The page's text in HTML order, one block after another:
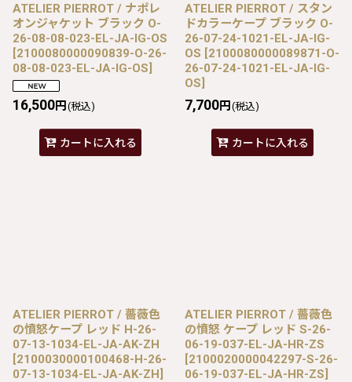
ATELIER PIERROT / ナポレ
オンジャケット ブラック O-
26-08-08-023-EL-JA-IG-OS
[2100080000090839-O-26-
08-08-023-EL-JA-IG-OS]
16,500円 (税込)
カートに入れる
ATELIER PIERROT / スタン
ドカラーケープ ブラック O-
26-07-24-1021-EL-JA-IG-
OS [2100080000089871-O-
26-07-24-1021-EL-JA-IG-
OS]
7,700円 (税込)
カートに入れる
ATELIER PIERROT / 薔薇色
の憤怒ケープ レッド H-26-
07-13-1034-EL-JA-AK-ZH
[2100030000100468-H-26-
07-13-1034-EL-JA-AK-ZH]
ATELIER PIERROT / 薔薇色
の憤怒 ケープ レッド S-26-
06-19-037-EL-JA-HR-ZS
[2100020000042297-S-26-
06-19-037-EL-JA-HR-ZS]